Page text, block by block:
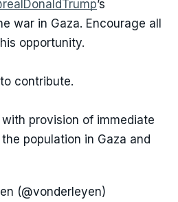
’s
war in Gaza. Encourage all
opportunity.
contribute.
provision of immediate
population in Gaza and
(@vonderleyen)